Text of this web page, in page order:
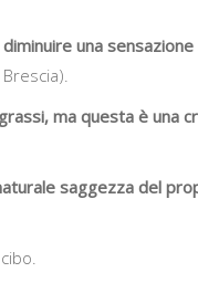
una
ma questa è una
saggezza del